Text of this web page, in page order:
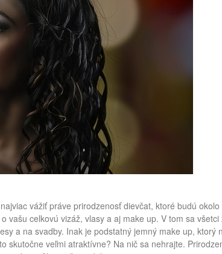
vážiť práve prirodzenosť dievčat, ktoré budú
vašu celkovú vizáž, vlasy a aj make up. V tom sa
a na svadby. Inak je podstatný jemný make up, ktorý
skutočne veľmi atraktívne? Na nič sa nehrajte.